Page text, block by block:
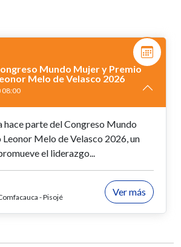
Mundo Mujer y Premio
Melo de Velasco 2026
08:00
hace parte del Congreso Mundo
Melo de Velasco 2026, un
el liderazgo...
- Pisojé
Ver más